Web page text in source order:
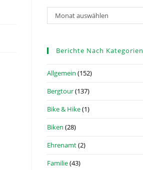
Monat auswählen
Berichte Nach Kategorien
Allgemein (152)
Bergtour(137)
Bike & Hike(1)
Biken (28)
Ehrenamt(2)
Familie(43)